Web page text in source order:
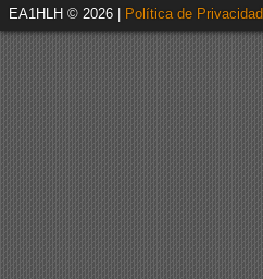
EA1HLH © 2026 | Política de Privacidad